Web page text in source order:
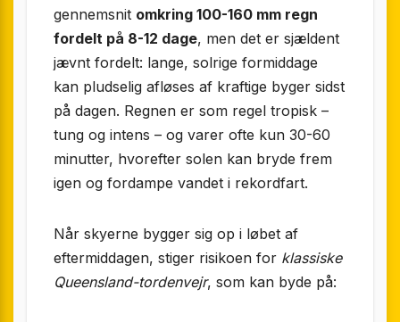
gennemsnit omkring 100-160 mm regn
fordelt på 8-12 dage, men det er sjældent
jævnt fordelt: lange, solrige formiddage
kan pludselig afløses af kraftige byger sidst
på dagen. Regnen er som regel tropisk –
tung og intens – og varer ofte kun 30-60
minutter, hvorefter solen kan bryde frem
igen og fordampe vandet i rekordfart.
Når skyerne bygger sig op i løbet af
eftermiddagen, stiger risikoen for klassiske
Queensland-tordenvejr, som kan byde på: